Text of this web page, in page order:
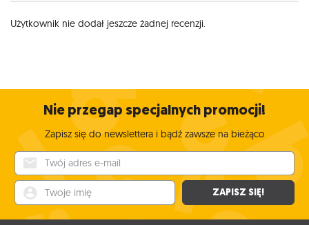
Użytkownik nie dodał jeszcze żadnej recenzji.
Nie przegap specjalnych promocji!
Zapisz się do newslettera i bądź zawsze na bieżąco
ZAPISZ SIĘ!